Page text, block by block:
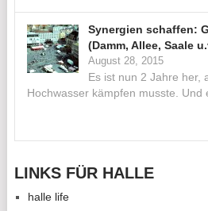
Synergien schaffen:
(Damm, Allee, Saale
August 28, 2015
Es ist nun 2 Jahre her,
Hochwasser kämpfen musste. Und
LINKS FÜR HALLE
halle life